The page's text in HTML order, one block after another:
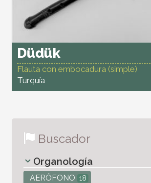
Düdük
Flauta con embocadura (simple)
Turquía
Buscador
Organología
AERÓFONO 18